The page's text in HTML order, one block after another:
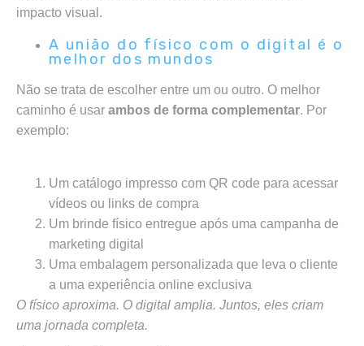
impacto visual.
A união do físico com o digital é o
melhor dos mundos
Não se trata de escolher entre um ou outro. O melhor
caminho é usar ambos de forma complementar. Por
exemplo:
Um catálogo impresso com QR code para acessar
vídeos ou links de compra
Um brinde físico entregue após uma campanha de
marketing digital
Uma embalagem personalizada que leva o cliente
a uma experiência online exclusiva
O físico aproxima. O digital amplia. Juntos, eles criam
uma jornada completa.